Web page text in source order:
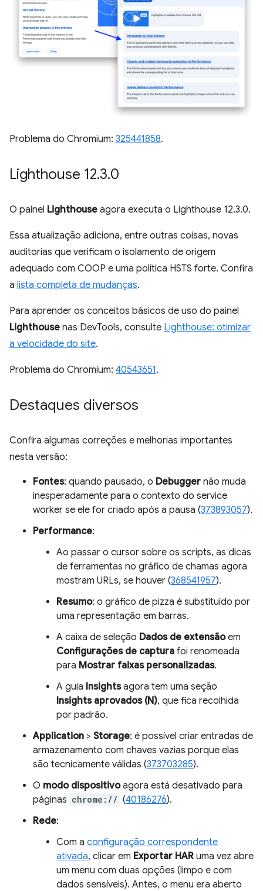
Problema do Chromium: 325441858.
Lighthouse 12.3.0
O painel Lighthouse agora executa o Lighthouse 12.3.0.
Essa atualização adiciona, entre outras coisas, novas
auditorias que verificam o isolamento de origem
adequado com COOP e uma política HSTS forte. Confira
a lista completa de mudanças.
Para aprender os conceitos básicos de uso do painel
Lighthouse nas DevTools, consulte Lighthouse: otimizar
a velocidade do site.
Problema do Chromium: 40543651.
Destaques diversos
Confira algumas correções e melhorias importantes
nesta versão:
Fontes: quando pausado, o Debugger não muda
inesperadamente para o contexto do service
worker se ele for criado após a pausa (373893057).
Performance:
Ao passar o cursor sobre os scripts, as dicas
de ferramentas no gráfico de chamas agora
mostram URLs, se houver (368541957).
Resumo: o gráfico de pizza é substituído por
uma representação em barras.
A caixa de seleção Dados de extensãoem
Configurações de captura foi renomeada
para Mostrar faixas personalizadas.
A guia Insightsagora tem uma seção
Insights aprovados (N), que fica recolhida
por padrão.
Application > Storage: é possível criar entradas de
armazenamento com chaves vazias porque elas
são tecnicamente válidas (373703285).
O modo dispositivoagora está desativado para
páginas chrome:// (40186276).
Rede:
Com a configuração correspondente
ativada, clicar em Exportar HAR uma vez abre
um menu com duas opções (limpo e com
dados sensíveis). Antes, o menu era aberto